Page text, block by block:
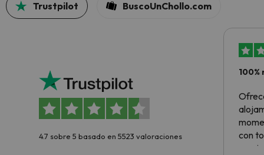
Trustpilot BuscoUnChollo.com
4.7 sobre 5 basado en 5523 valoraciones
con